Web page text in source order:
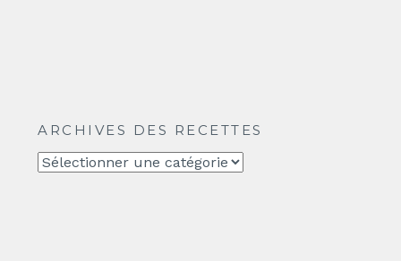
ARCHIVES DES RECETTES
Archives